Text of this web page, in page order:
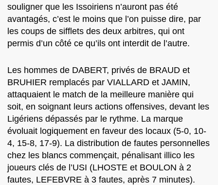
souligner que les Issoiriens n’auront pas été
avantagés, c’est le moins que l’on puisse dire, par
les coups de sifflets des deux arbitres, qui ont
permis d’un côté ce qu’ils ont interdit de l’autre.
Les hommes de DABERT, privés de BRAUD et
BRUHIER remplacés par VIALLARD et JAMIN,
attaquaient le match de la meilleure manière qui
soit, en soignant leurs actions offensives, devant les
Ligériens dépassés par le rythme. La marque
évoluait logiquement en faveur des locaux (5-0, 10-
4, 15-8, 17-9). La distribution de fautes personnelles
chez les blancs commençait, pénalisant illico les
joueurs clés de l’USI (LHOSTE et BOULON à 2
fautes, LEFEBVRE à 3 fautes, après 7 minutes).